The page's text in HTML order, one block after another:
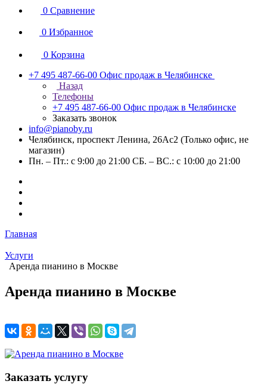
0 Сравнение
0 Избранное
0 Корзина
+7 495 487-66-00 Офис продаж в Челябинске
Назад
Телефоны
+7 495 487-66-00 Офис продаж в Челябинске
Заказать звонок
info@pianoby.ru
Челябинск, проспект Ленина, 26Ас2 (Только офис, не
магазин)
Пн. – Пт.: с 9:00 до 21:00 СБ. – ВС.: с 10:00 до 21:00
Главная
Услуги
Аренда пианино в Москве
Аренда пианино в Москве
Заказать услугу